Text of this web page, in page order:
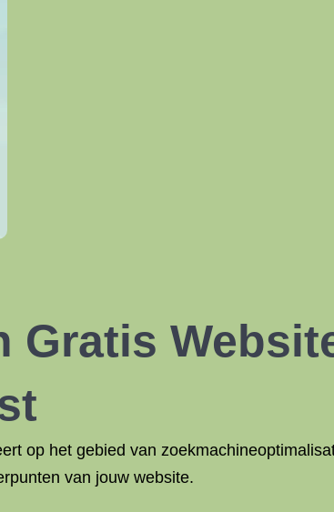
Gratis
op het gebied van
van jouw website.